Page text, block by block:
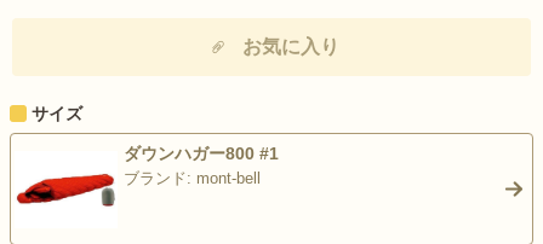
お気に入り
サイズ
ダウンハガー800 #1
ブランド: mont-bell